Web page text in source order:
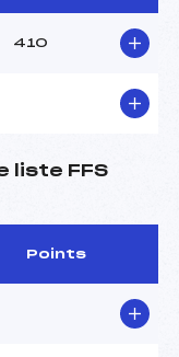
410
liste FFS
Points